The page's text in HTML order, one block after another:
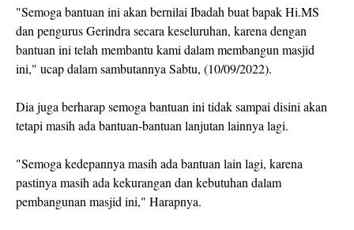
"Semoga bantuan ini akan bernilai Ibadah buat bapak Hi.MS
dan pengurus Gerindra secara keseluruhan, karena dengan
bantuan ini telah membantu kami dalam membangun masjid
ini," ucap dalam sambutannya Sabtu, (10/09/2022).
Dia juga berharap semoga bantuan ini tidak sampai disini akan
tetapi masih ada bantuan-bantuan lanjutan lainnya lagi.
"Semoga kedepannya masih ada bantuan lain lagi, karena
pastinya masih ada kekurangan dan kebutuhan dalam
pembangunan masjid ini," Harapnya.